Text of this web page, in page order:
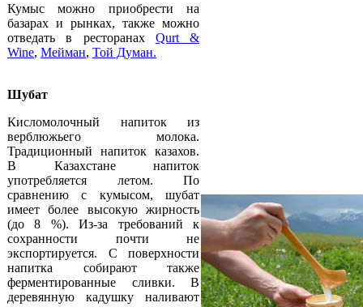
Кумыс можно приобрести на
базарах и рынках, также можно
отведать в ресторанах Qurt &
Wine, Мейман, Той Думан.
Шубат
Кисломолочный напиток из
верблюжьего молока.
Традиционный напиток казахов.
В Казахстане напиток
употребляется летом. По
сравнению с кумысом, шубат
имеет более высокую жирность
(до 8 %). Из-за требований к
сохранности почти не
экспортируется. С поверхности
напитка собирают также
ферментированные сливки. В
деревянную кадушку наливают